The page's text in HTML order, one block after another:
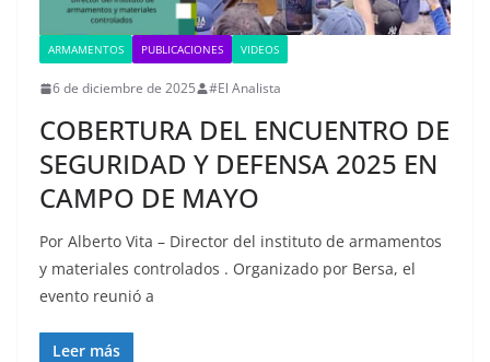
ARMAMENTOS PUBLICACIONES VIDEOS
6 de diciembre de 2025 #El Analista
COBERTURA DEL ENCUENTRO DE
SEGURIDAD Y DEFENSA 2025 EN
CAMPO DE MAYO
Por Alberto Vita – Director del instituto de armamentos
y materiales controlados . Organizado por Bersa, el
evento reunió a
Leer más